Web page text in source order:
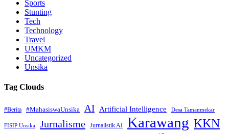
Sports
Stunting
Tech
Technology
Travel
UMKM
Uncategorized
Unsika
Tag Clouds
#Berita #MahasiswaUnsika AI Artificial Intelligence Desa Tamanmekar
FISIP Unsika Jurnalisme Jurnalistik AI Karawang KKN